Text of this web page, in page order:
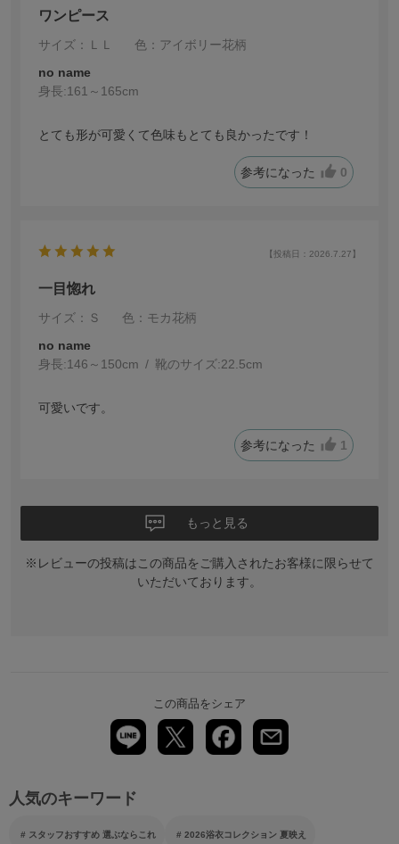
ワンピース
サイズ：ＬＬ
色：アイボリー花柄
no name
身長:161～165cm
とても形が可愛くて色味もとても良かったです！
参考になった 0
【投稿日：2026.7.27】
一目惚れ
サイズ：Ｓ
色：モカ花柄
no name
身長:146～150cm 靴のサイズ:22.5cm
可愛いです。
参考になった 1
もっと見る
※レビューの投稿はこの商品をご購入されたお客様に限らせて
いただいております。
この商品をシェア
人気のキーワード
スタッフおすすめ 選ぶならこれ 2026浴衣コレクション 夏映え